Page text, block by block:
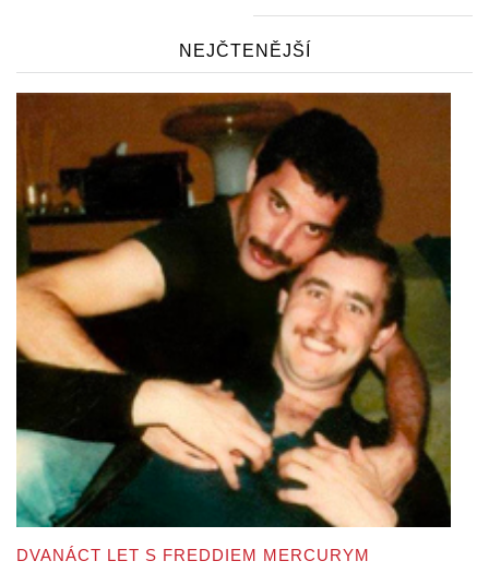
NEJČTENĚJŠÍ
DVANÁCT LET S FREDDIEM MERCURYM